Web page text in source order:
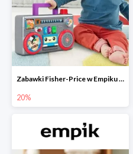
Zabawki Fisher-Price w Empiku do -20%
20%